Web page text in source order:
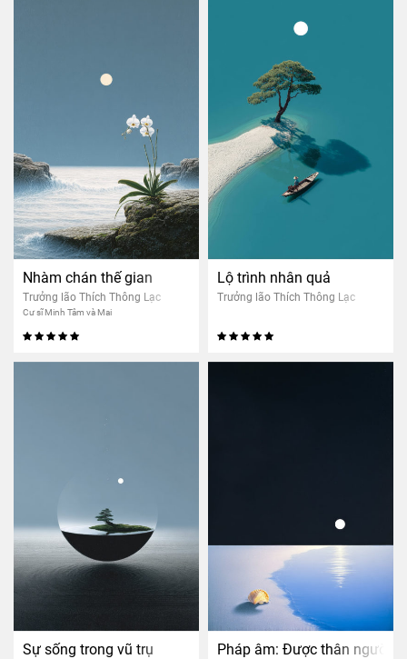
Nhàm chán thế gian
Trưởng lão Thích Thông Lạc
Cư sĩ Minh Tâm và Mai
Lộ trình nhân quả
Trưởng lão Thích Thông Lạc
Sự sống trong vũ trụ Pháp âm: Được thân người